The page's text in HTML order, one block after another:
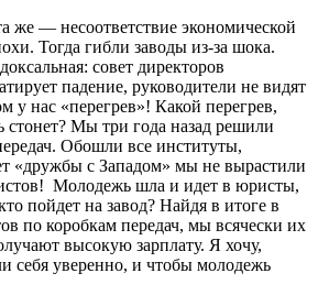
же — несоответствие экономической
Тогда гибли заводы из-за шока.
совет директоров
падение, руководители не видят
у нас «перегрев»! Какой перегрев,
Мы три года назад решили
Обошли все институты,
«дружбы с Западом» мы не вырастили
Молодежь шла и идет в юристы,
пойдет на завод? Найдя в итоге в
по коробкам передач, мы всячески их
высокую зарплату. Я хочу,
себя уверенно, и чтобы молодежь